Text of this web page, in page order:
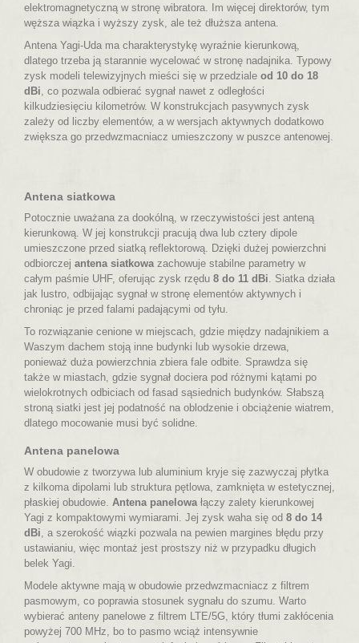
elektromagnetyczną w stronę wibratora. Im więcej direktorów, tym
węższa wiązka i wyższy zysk, ale też dłuższa antena.
Antena Yagi-Uda ma charakterystykę wyraźnie kierunkową
dlatego trzeba ją starannie wycelować w stronę nadajnika. Typowy
zysk modeli telewizyjnych mieści się w przedziale od 10 do 18
dBi , co pozwala odbierać sygnał nawet z odległości
kilkudziesięciu kilometrów. W konstrukcjach pasywnych zysk
zależy od liczby elementów, a w wersjach aktywnych dodatkowo
zwiększa go przedwzmacniacz umieszczony w puszce antenowej.
Antena siatkowa
Potocznie uważana za dookólną, w rzeczywistości jest anteną
kierunkową. W jej konstrukcji pracują dwa lub cztery dipole
umieszczone przed siatką reflektorową. Dzięki dużej powierzchni
odbiorczej antena siatkowa zachowuje stabilne parametry w
całym paśmie UHF, oferując zysk rzędu 8 do 11 dBi . Siatka działa
jak lustro, odbijając sygnał w stronę elementów aktywnych i
chroniąc je przed falami padającymi od tyłu.
To rozwiązanie cenione w miejscach, gdzie między nadajnikiem a
Waszym dachem stoją inne budynki lub wysokie drzewa,
ponieważ duża powierzchnia zbiera fale odbite. Sprawdza się
także w miastach, gdzie sygnał dociera pod różnymi kątami po
wielokrotnych odbiciach od fasad sąsiednich budynków. Słabszą
stroną siatki jest jej podatność na oblodzenie i obciążenie wiatrem,
dlatego mocowanie musi być solidne.
Antena panelowa
W obudowie z tworzywa lub aluminium kryje się zazwyczaj płytka
z kilkoma dipolami lub struktura pętlowa, zamknięta w estetycznej,
płaskiej obudowie. Antena panelowa łączy zalety kierunkowej
Yagi z kompaktowymi wymiarami. Jej zysk waha się od 8 do 14
dBi , a szerokość wiązki pozwala na pewien margines błędu przy
ustawianiu, więc montaż jest prostszy niż w przypadku długich
belek Yagi.
Modele aktywne mają w obudowie przedwzmacniacz z filtrem
pasmowym, co poprawia stosunek sygnału do szumu. Warto
wybierać anteny panelowe z filtrem LTE/5G, który tłumi zakłócenia
powyżej 700 MHz , bo to pasmo wciąż intensywnie